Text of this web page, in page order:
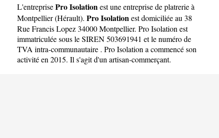
L'entreprisePro Isolationest uneentreprise de platrerie à
Montpellier(Hérault). Pro Isolationest domiciliée au 38
Rue Francis Lopez 34000 Montpellier. Pro Isolation est
immatriculée sous le SIREN 503691941 et le numéro de
TVA intra-communautaire . Pro Isolation a commencé son
activité en 2015. Il s'agit d'un artisan-commerçant.